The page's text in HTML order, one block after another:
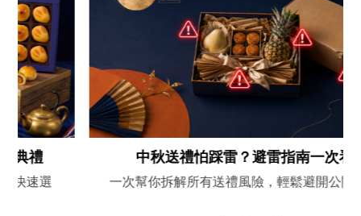
中秋送禮怕踩雷？避雷指南一次看
一次幫你拆解所有送禮風險，輕鬆避開公關危機